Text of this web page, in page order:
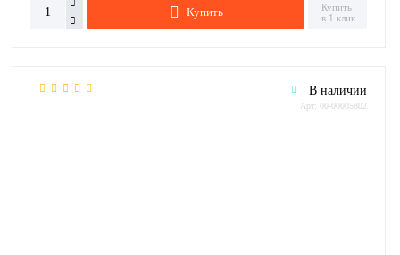
Купить
Купить
в 1 клик
В наличии
Арт: 00-00005802